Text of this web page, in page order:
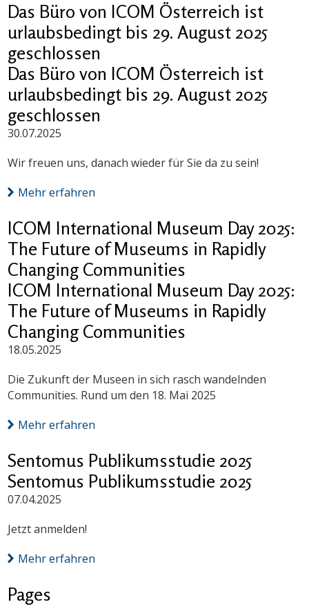
Das Büro von ICOM Österreich ist
urlaubsbedingt bis 29. August 2025
geschlossen
Das Büro von ICOM Österreich ist
urlaubsbedingt bis 29. August 2025
geschlossen
30.07.2025
Wir freuen uns, danach wieder für Sie da zu sein!
Mehr erfahren
ICOM International Museum Day 2025:
The Future of Museums in Rapidly
Changing Communities
ICOM International Museum Day 2025:
The Future of Museums in Rapidly
Changing Communities
18.05.2025
Die Zukunft der Museen in sich rasch wandelnden
Communities. Rund um den 18. Mai 2025
Mehr erfahren
Sentomus Publikumsstudie 2025
Sentomus Publikumsstudie 2025
07.04.2025
Jetzt anmelden!
Mehr erfahren
Pages